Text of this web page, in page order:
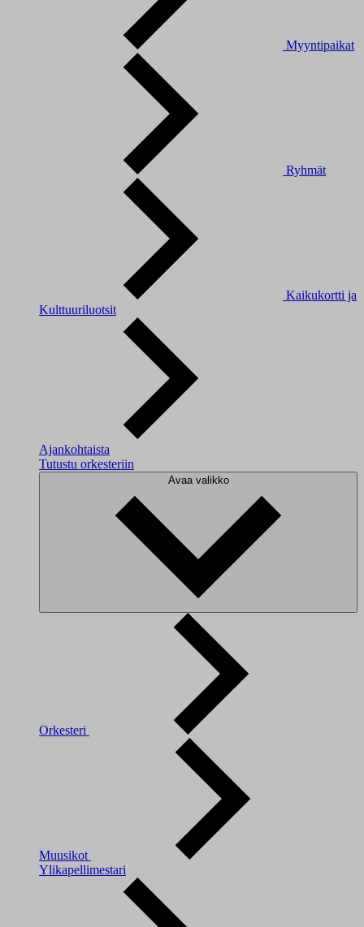
Myyntipaikat
Ryhmät
Kaikukortti ja
Kulttuuriluotsit
Ajankohtaista
Tutustu orkesteriin
Avaa valikko
Orkesteri
Muusikot
Ylikapellimestari